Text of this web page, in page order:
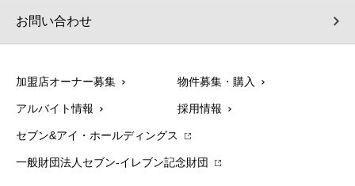
お問い合わせ
加盟店オーナー募集 物件募集・購入
アルバイト情報 採用情報
セブン&アイ・ホールディングス
一般財団法人セブン-イレブン記念財団